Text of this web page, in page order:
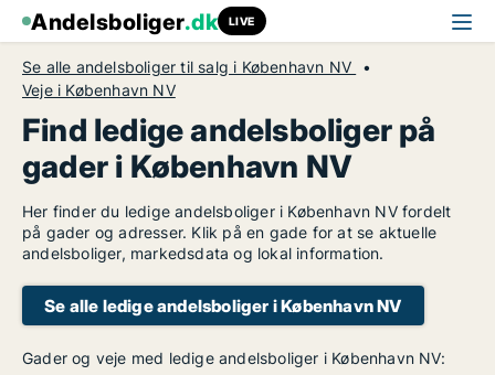
Andelsboliger.dk LIVE
Se alle andelsboliger til salg i København NV
Veje i København NV
Find ledige andelsboliger på
gader i København NV
Her finder du ledige andelsboliger i København NV fordelt
på gader og adresser. Klik på en gade for at se aktuelle
andelsboliger, markedsdata og lokal information.
Se alle ledige andelsboliger i København NV
Gader og veje med ledige andelsboliger i København NV: